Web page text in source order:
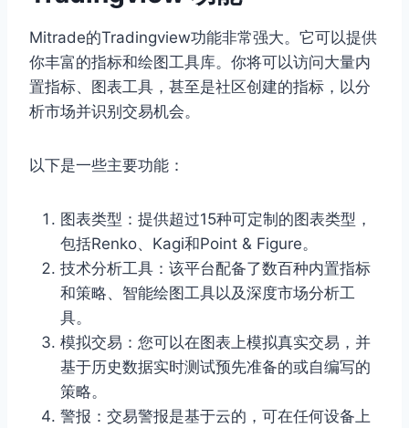
Mitrade的Tradingview功能非常强大。它可以提供
你丰富的指标和绘图工具库。你将可以访问大量内
置指标、图表工具，甚至是社区创建的指标，以分
析市场并识别交易机会。
以下是一些主要功能：
图表类型：提供超过15种可定制的图表类型，
包括Renko、Kagi和Point & Figure。
技术分析工具：该平台配备了数百种内置指标
和策略、智能绘图工具以及深度市场分析工
具。
模拟交易：您可以在图表上模拟真实交易，并
基于历史数据实时测试预先准备的或自编写的
策略。
警报：交易警报是基于云的，可在任何设备上